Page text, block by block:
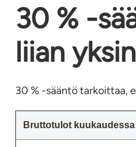
30 % -
liian
30 % -sääntö tarkoittaa,
Bruttotulot kuukaudessa